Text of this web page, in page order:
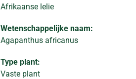
Afrikaanse lelie
Wetenschappelijke naam:
Agapanthus africanus
Type plant:
Vaste plant